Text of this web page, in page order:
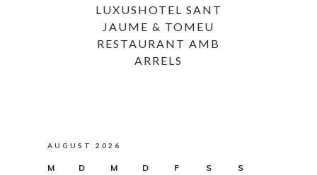
LUXUSHOTEL SANT
JAUME & TOMEU
RESTAURANT AMB
ARRELS
AUGUST 2026
M D M D F S S